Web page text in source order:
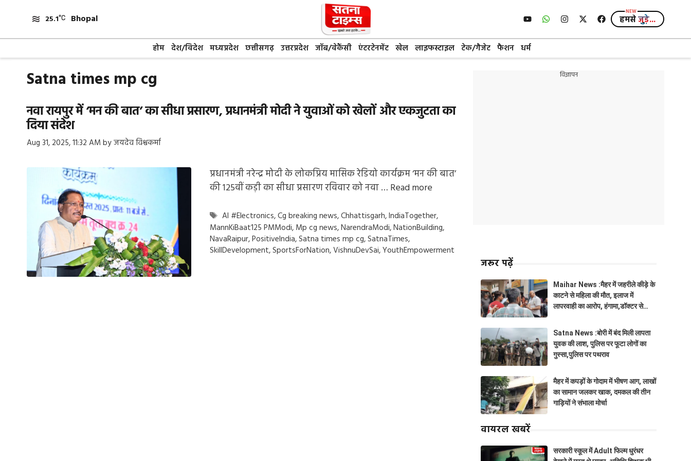
content
25.1 Bhopal हमसेजुड़े...
होम देश/विदेश मध्यप्रदेश छत्तीसगढ़ उत्तरप्रदेश जॉब/वेकैंसी एंटरटेनमेंट खेल लाइफस्टाइल टेक/गैजेट फैशन धर्म
Satna times mp cg
नवा रायपुर में ‘मन की बात’ का सीधा प्रसारण, प्रधानमंत्री मोदी ने युवाओं को खेलों और एकजुटता का
दिया संदेश
Aug 31, 2025, 11:32 AM byजयदेव विश्वकर्मा
प्रधानमंत्री नरेन्द्र मोदी के लोकप्रिय मासिक रेडियो कार्यक्रम ‘मन की बात’
की 125वीं कड़ी का सीधा प्रसारण रविवार को नवा … Read more
Tags
AI #Electronics,Cg breaking news,Chhattisgarh,IndiaTogether,
MannKiBaat125 PMModi, Mp cg news,NarendraModi,NationBuilding,
NavaRaipur,PositiveIndia,Satna times mp cg,SatnaTimes,
SkillDevelopment,SportsForNation,VishnuDevSai,YouthEmpowerment
विज्ञापन
जरूर पढ़ें
Maihar News :मैहर में जहरीले कीड़े के
काटने से महिला की मौत, इलाज में
लापरवाही का आरोप, हंगामा,डॉक्टर से
Satna News :बोरी में बंद मिली लापता
युवक की लाश, पुलिस पर फूटा लोगों का
गुस्सा,पुलिस पर पथराव
मैहर में कपड़ों के गोदाम में भीषण आग, लाखों
का सामान जलकर खाक, दमकल की तीन
गाड़ियों ने संभाला मोर्चा
वायरल खबरें
सरकारी स्कूल में Adult फिल्म धुरंधर